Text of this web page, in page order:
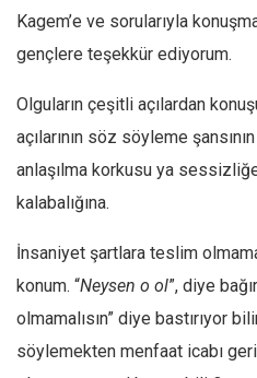
Twitter
Facebook
Editörden
Yazarlar
Kemal Özer
Mahmut Toptaş
Yvonne Ridley
Barış Tarımcıoğlu
Kagem’e ve sorularıyla
gençlere teşekkür ediyorum.
Olguların çeşitli açılardan
açılarının söz söyleme
anlaşılma korkusu ya
kalabalığına.
İnsaniyet şartlara teslim
konum. “Neysen o ol”, diye
olmamalısın” diye bastırıyor
söylemekten menfaat icabı